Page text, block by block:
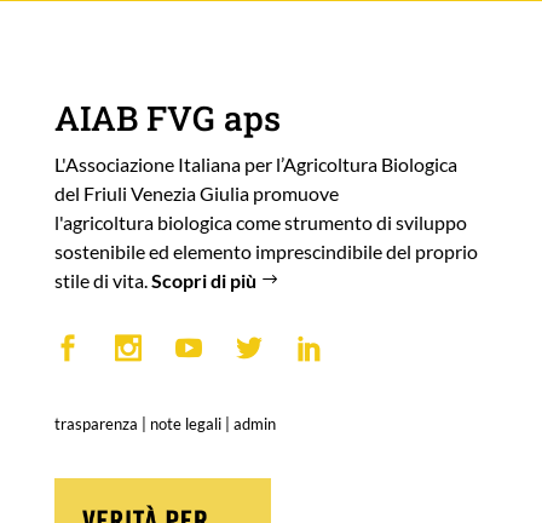
AIAB FVG aps
L'Associazione Italiana per l’Agricoltura Biologica
del Friuli Venezia Giulia promuove
l'agricoltura biologica come strumento di sviluppo
sostenibile ed elemento imprescindibile del proprio
stile di vita. Scopri di più
trasparenza note legali| admin